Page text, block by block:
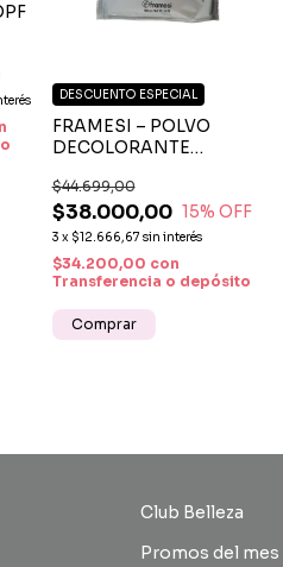
FRAMESI – POLVO
DECOLORANTE
$38.000,00
$44.699,00
15% OFF
3 x $12.666,67 sin interés
DESCUENTO ESPECIAL
$34.200,00 con
Transferencia o depósito
Club Belleza
Promos del mes